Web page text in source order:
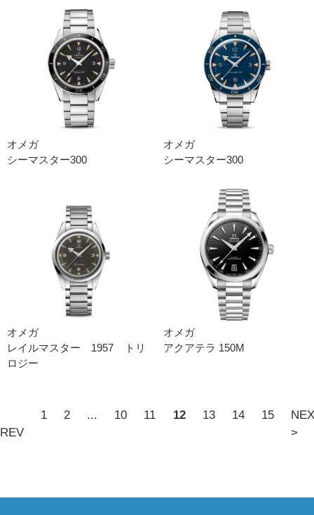
オメガ
シーマスター300
オメガ
シーマスター300
オメガ
レイルマスター 1957 トリ
ロジー
オメガ
アクアテラ 150M
1 2 ... 10 11 12 13 14 15
>